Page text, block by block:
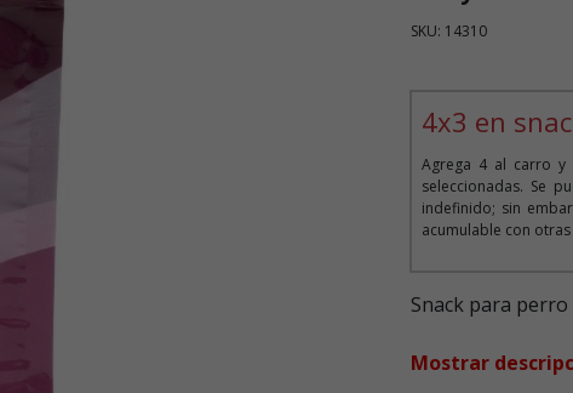
SKU: 14310
4x3 en
Agrega 4 al carro y
seleccionadas. Se
indefinido; sin
acumulable con
Snack para
Mostrar